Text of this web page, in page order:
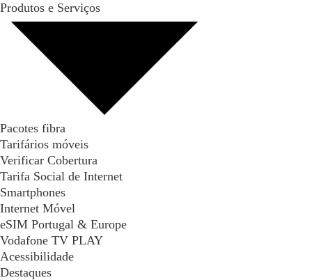
Produtos e Serviços
Pacotes fibra
Tarifários móveis
Verificar Cobertura
Tarifa Social de Internet
Smartphones
Internet Móvel
eSIM Portugal & Europe
Vodafone TV PLAY
Acessibilidade
Destaques